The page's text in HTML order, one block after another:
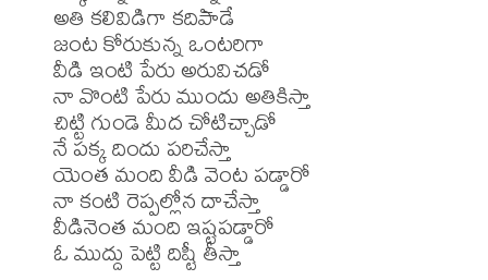
అతి కలివిడిగా కదిపాడే
జంట కోరుకున్న ఒంటరిగా
వీడి ఇంటి పేరు అరువిచడో
నా వొంటి పేరు ముందు అతికిస్తా
చిట్టి గుండె మీద చోటిచ్చాడో
నే పక్క దిందు పరిచేస్తా
యెంత మంది వీడి వెంట పడ్డారో
నా కంటి రెప్పల్లోన దాచేస్తా
వీడినెంత మంది ఇష్టపడ్డారో
ఓ ముద్దు పెట్టి దిష్టీ తీస్తా